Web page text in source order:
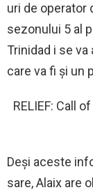
uri de operator
sezonului 5 al
Trinidad i se va
care va fi și un
RELIEF: Call
Deși aceste
sare, Alaix are